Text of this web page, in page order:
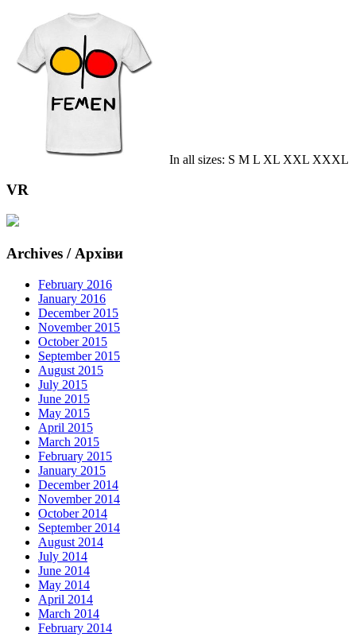
In all sizes: S M L XL XXL XXXL
VR
Archives / Архіви
February 2016
January 2016
December 2015
November 2015
October 2015
September 2015
August 2015
July 2015
June 2015
May 2015
April 2015
March 2015
February 2015
January 2015
December 2014
November 2014
October 2014
September 2014
August 2014
July 2014
June 2014
May 2014
April 2014
March 2014
February 2014